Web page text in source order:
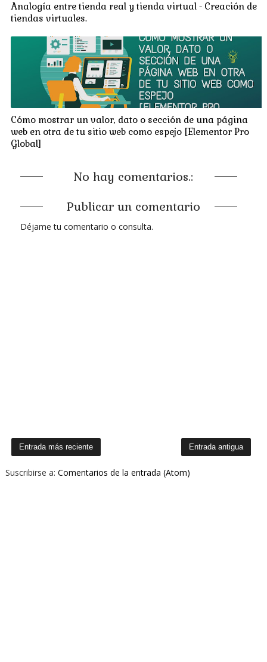
Analogía entre tienda real y tienda virtual - Creación de
tiendas virtuales.
Cómo mostrar un valor, dato o sección de una página
web en otra de tu sitio web como espejo [Elementor Pro
Global]
No hay comentarios.:
Publicar un comentario
Déjame tu comentario o consulta.
Entrada más reciente Entrada antigua
Suscribirse a: Comentarios de la entrada (Atom)